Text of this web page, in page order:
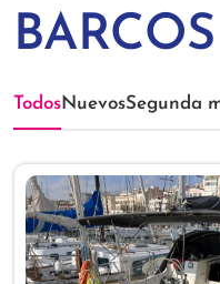
TodosNuevosSegunda